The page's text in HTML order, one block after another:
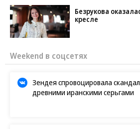
Безрукова
кресле
Weekend в соцсетях
Зендея спровоцировала скандал
древними иранскими серьгами